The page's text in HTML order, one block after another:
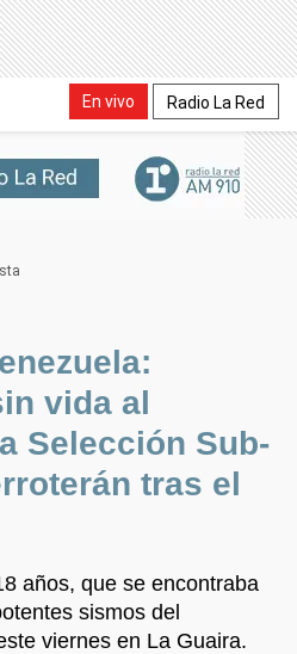
En vivo Radio La Red
vida al
Selección Sub-
tras el
años, que se encontraba
sismos del
viernes en La Guaira.